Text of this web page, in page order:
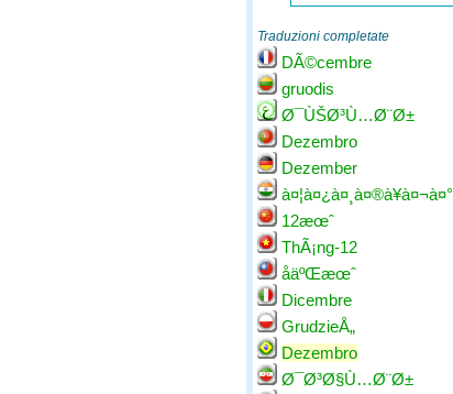
Traduzioni completate
DÃ©cembre
gruodis
Ø¯ÙŠØ³Ù…Ø¨Ø±
Dezembro
Dezember
à¤¦à¤¿à¤¸à¤®à¥à¤¬à¤°
12æœˆ
ThÃ¡ng-12
åäºŒæœˆ
Dicembre
GrudzieÅ„
Dezembro
Ø¯Ø³Ø§Ù…Ø¨Ø±